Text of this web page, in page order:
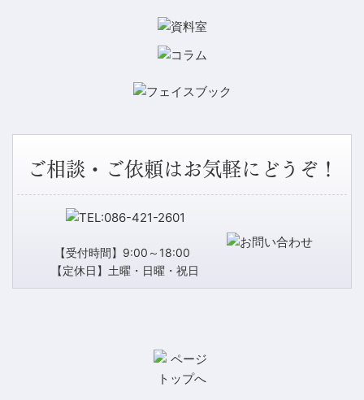
ご相談・ご依頼はお気軽にどうぞ！
【受付時間】9:00～18:00
【定休日】土曜・日曜・祝日